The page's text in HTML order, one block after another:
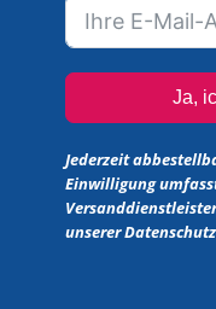
Ja,
Jederzeit
Einwilligung
unserer